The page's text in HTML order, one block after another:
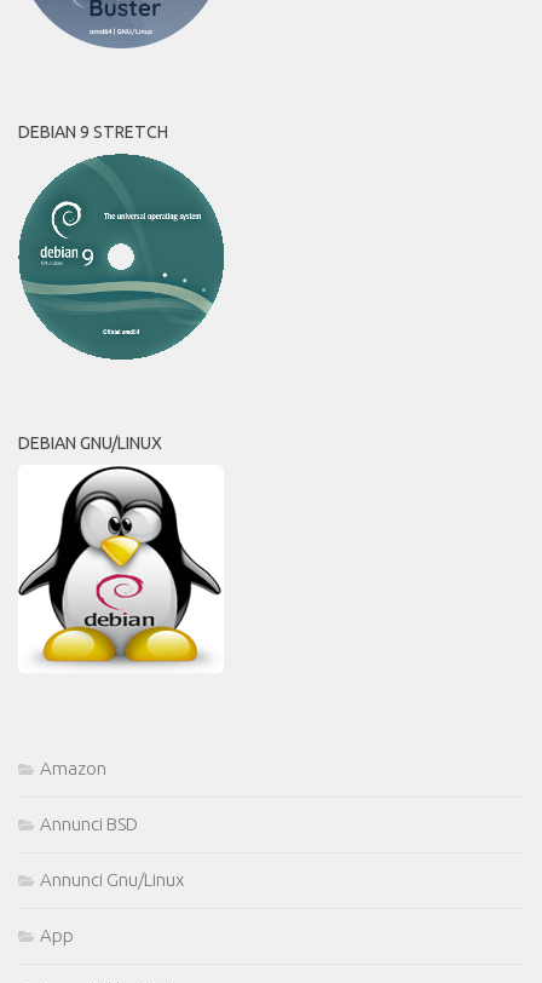
DEBIAN 9 STRETCH
DEBIAN GNU/LINUX
Amazon
Annunci BSD
Annunci Gnu/Linux
App